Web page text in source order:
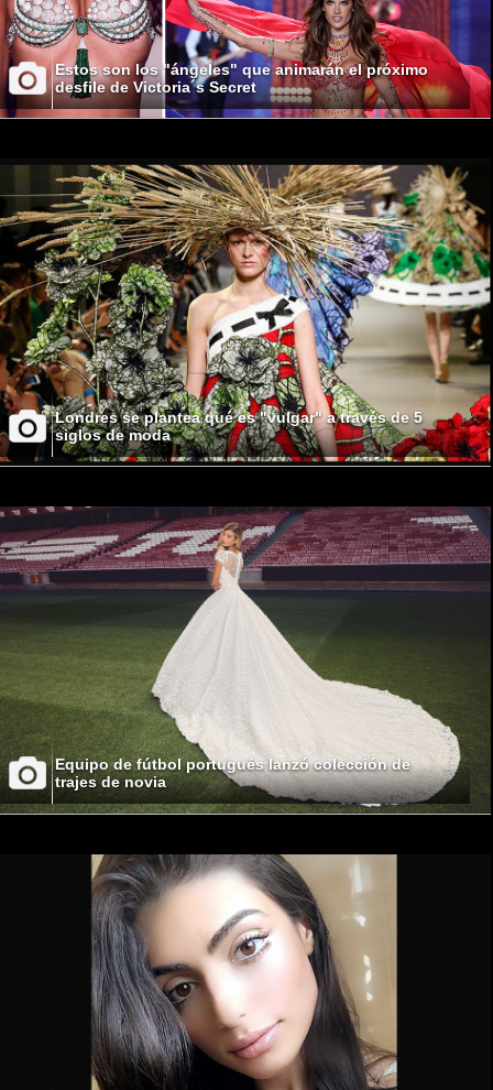
Estos son los "ángeles" que animarán el próximo
desfile de Victoria´s Secret
Londres se plantea qué es "vulgar" a través de 5
siglos de moda
Equipo de fútbol portugués lanzó colección de
trajes de novia